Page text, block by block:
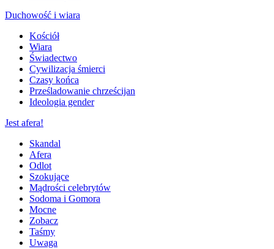
Duchowość i wiara
Kościół
Wiara
Świadectwo
Cywilizacja śmierci
Czasy końca
Prześladowanie chrześcijan
Ideologia gender
Jest afera!
Skandal
Afera
Odlot
Szokujące
Mądrości celebrytów
Sodoma i Gomora
Mocne
Zobacz
Taśmy
Uwaga